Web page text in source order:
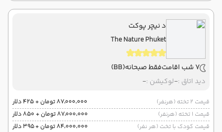
د نیچر پوکت
The Nature Phuket
7 شب اقامت فقط صبحانه(BB)
دید اتاق :-لوکیشن :-
قیمت 2 تخته (هرنفر)
۸۷٬۰۰۰٬۰۰۰ تومان + ۴۲۵ دلار
قیمت 1 تخته (هرنفر)
۸۷٬۰۰۰٬۰۰۰ تومان + ۸۵۰ دلار
قیمت کودک با تخت (هر نفر)
۸۴٬۰۰۰٬۰۰۰ تومان + ۳۹۵ دلار